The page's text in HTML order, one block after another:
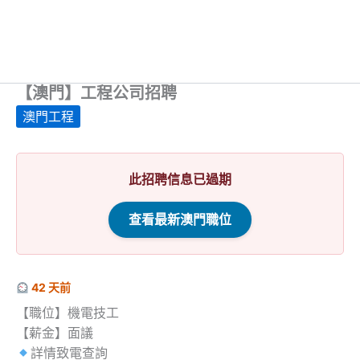
【澳門】工程公司招聘
澳門工程
此招聘信息已過期
查看最新澳門職位
42 天前
【職位】機電技工
【薪金】面議
詳情致電查詢